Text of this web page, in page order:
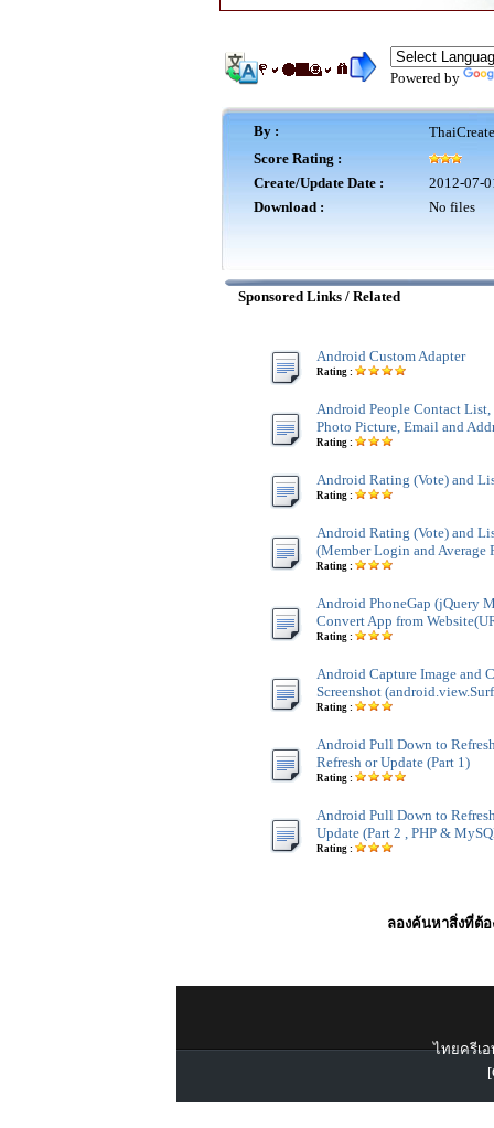
Powered by
By :
Score Rating :
Create/Update Date :
2012-07-
Download :
No files
Sponsored Links / Related
Android Custom Adapter
Rating :
Android People Contact List,
Photo Picture, Email and
Rating :
Android Rating (Vote) and
Rating :
Android Rating (Vote) and
(Member Login and Average
Rating :
Android PhoneGap (jQuery
Convert App from
Rating :
Android Capture Image and
Screenshot
Rating :
Android Pull Down to
Refresh or Update (Part 1)
Rating :
Android Pull Down to
Update (Part 2 , PHP &
Rating :
ลองค้นหาสิ่งที่ต้อ
ไทยครีเอ
[